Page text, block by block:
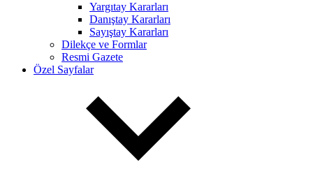
Yargıtay Kararları
Danıştay Kararları
Sayıştay Kararları
Dilekçe ve Formlar
Resmi Gazete
Özel Sayfalar